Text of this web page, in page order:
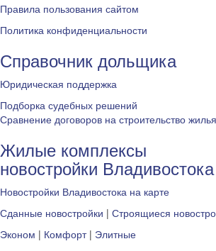
Правила пользования сайтом
Политика конфиденциальности
Справочник дольщика
Юридическая поддержка
Подборка судебных решений
Сравнение договоров на строительство жилья
Жилые комплексы
новостройки Владивостока
Новостройки Владивостока на карте
Сданные новостройки | Строящиеся
Эконом | Комфорт| Элитные